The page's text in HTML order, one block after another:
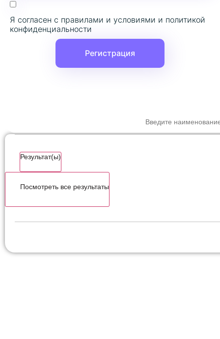
Я согласен с правилами и условиями и политикой
конфиденциальности
Регистрация
Результат(ы)
Посмотреть все результаты